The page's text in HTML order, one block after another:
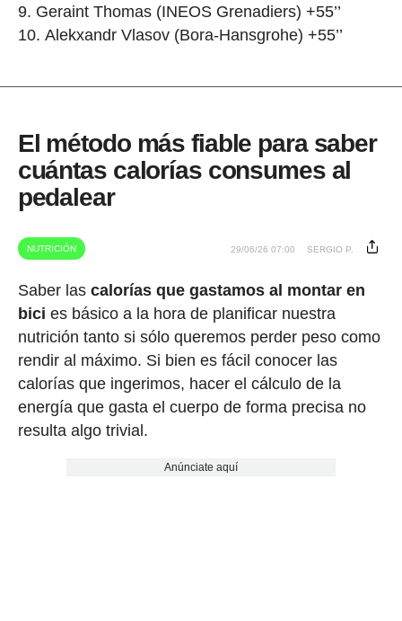
Geraint Thomas (INEOS Grenadiers) +55’’
Alekxandr Vlasov (Bora-Hansgrohe) +55’’
El método más fiable para saber
cuántas calorías consumes al
pedalear
NUTRICIÓN 29/06/26 07:00 SERGIO P.
Saber las calorías que gastamos al montar en
bici es básico a la hora de planificar nuestra
nutrición tanto si sólo queremos perder peso como
rendir al máximo. Si bien es fácil conocer las
calorías que ingerimos, hacer el cálculo de la
energía que gasta el cuerpo de forma precisa no
resulta algo trivial.
Anúnciate aquí